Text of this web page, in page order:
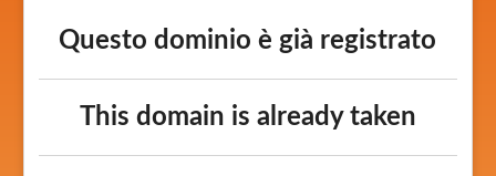
Questo dominio è già registrato
This domain is already taken